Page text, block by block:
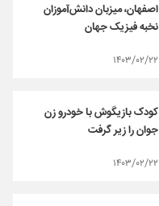
اصفهان، میزبان دانش‌آموزان
نخبه فیزیک جهان
۱۴۰۳/۰۲/۲۲
کودک بازیگوش با خودرو زن
جوان را زیر گرفت
۱۴۰۳/۰۲/۲۲